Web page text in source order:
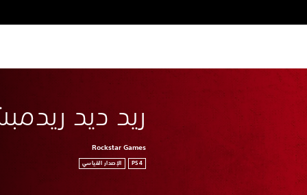
ريد ديد
Rockstar Games
PS4 الإصدار القياسي